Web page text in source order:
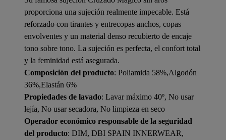
proporciona una sujeción realmente impecable. Está
reforzado con tirantes y entrecopas anchos, copas
envolventes y un material denso recubierto de encaje
tono sobre tono. La sujeción es perfecta, el confort total
y la feminidad está asegurada.
Composición del producto: Poliamida 58%,Algodón
36%,Elastán 6%
Propiedades de lavado: Lavar máximo 40º, No usar
lejía, No usar secadora, No limpieza en seco
Operador económico responsable de la seguridad
del producto: DIM, DBI SPAIN INNERWEAR,